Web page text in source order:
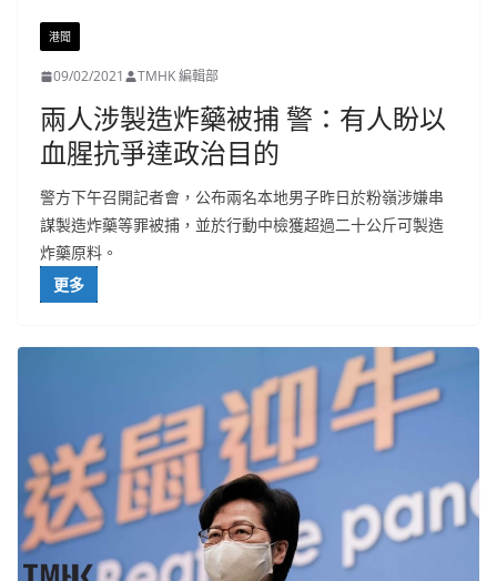
港聞
09/02/2021 TMHK 編輯部
兩人涉製造炸藥被捕 警：有人盼以
血腥抗爭達政治目的
警方下午召開記者會，公布兩名本地男子昨日於粉嶺涉嫌串
謀製造炸藥等罪被捕，並於行動中檢獲超過二十公斤可製造
炸藥原料。
更多